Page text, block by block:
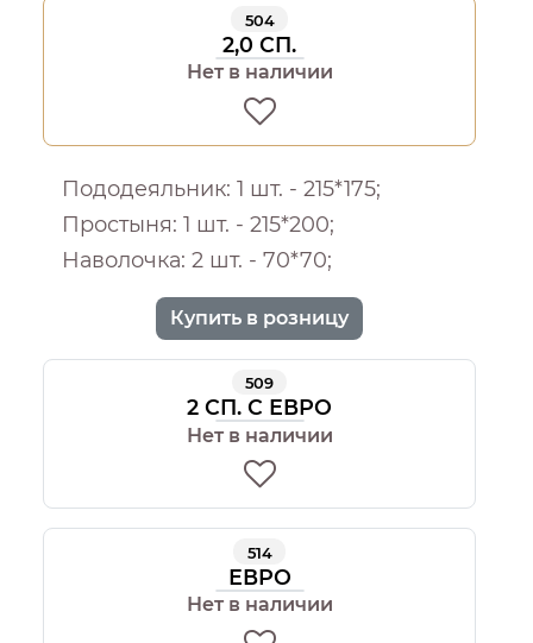
504
2,0 СП.
Нет в наличии
Пододеяльник: 1 шт. - 215*175;
Простыня: 1 шт. - 215*200;
Наволочка: 2 шт. - 70*70;
Купить в розницу
509
2 СП. С ЕВРО
Нет в наличии
514
ЕВРО
Нет в наличии